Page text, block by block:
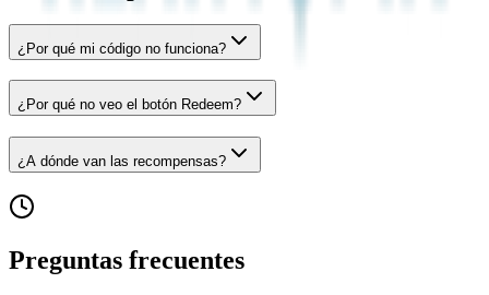
¿Por qué mi código no funciona?
¿Por qué no veo el botón Redeem?
¿A dónde van las recompensas?
Preguntas frecuentes